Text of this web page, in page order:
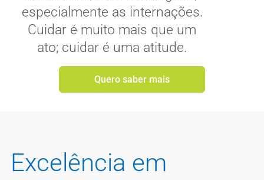
especialmente as internações.
Cuidar é muito mais que um
ato; cuidar é uma atitude.
Quero saber mais
Excelência em